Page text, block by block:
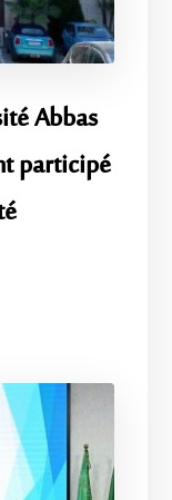
Abbas
participé